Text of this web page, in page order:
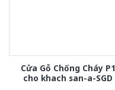
Cửa Gỗ Chống Cháy P1
cho khach san-a-SGD